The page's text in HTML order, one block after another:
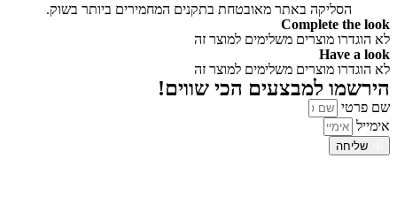
הסליקה באתר מאובטחת בתקנים המחמירים ביותר בשוק.
Complete the look
לא הוגדרו מוצרים משלימים למוצר זה
Have a look
לא הוגדרו מוצרים משלימים למוצר זה
הירשמו למבצעים הכי שווים!
שם פרטי
אימייל
שליחה